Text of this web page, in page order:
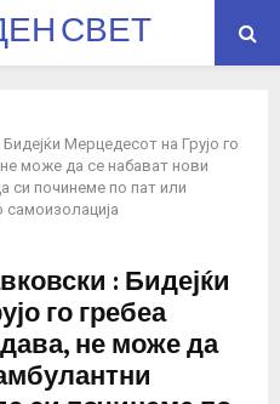
СВЕТ
Мерцедесот на Грујо го
може да се набават нови
си починеме по пат или
: Бидејќи
го гребеа
не може да